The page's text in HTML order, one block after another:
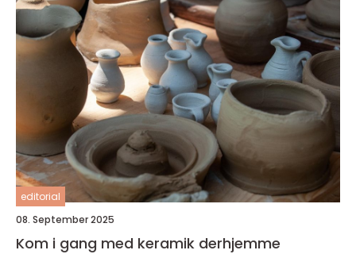
editorial
08. September 2025
Kom i gang med keramik derhjemme